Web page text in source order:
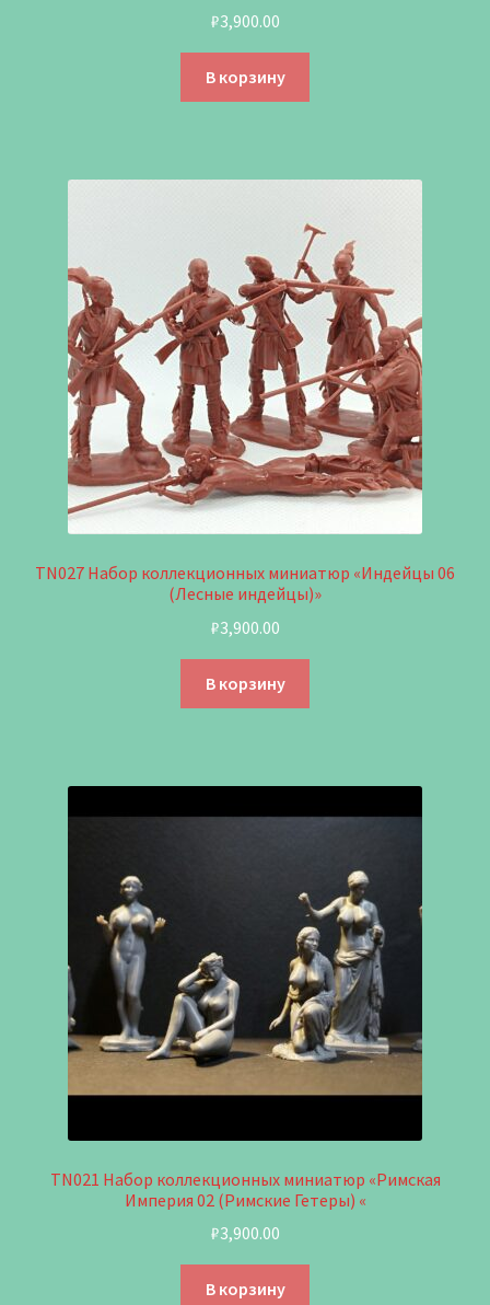
₽3,900.00
В корзину
TN027 Набор коллекционных миниатюр «Индейцы 06
(Лесные индейцы)»
₽3,900.00
В корзину
TN021 Набор коллекционных миниатюр «Римская
Империя 02 (Римские Гетеры) «
₽3,900.00
В корзину